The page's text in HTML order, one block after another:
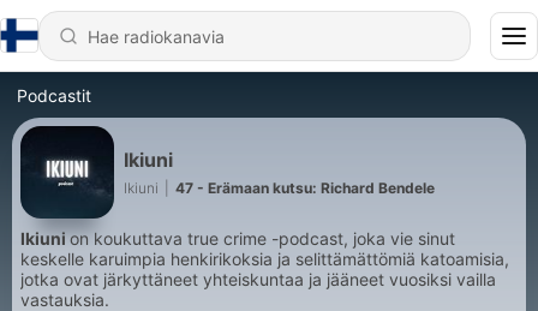
Podcastit
Ikiuni
Ikiuni 47 - Erämaan kutsu: Richard Bendele
Ikiunion koukuttava true crime -podcast, joka vie sinut
keskelle karuimpia henkirikoksia ja selittämättömiä katoamisia,
jotka ovat järkyttäneet yhteiskuntaa ja jääneet vuosiksi vailla
vastauksia.